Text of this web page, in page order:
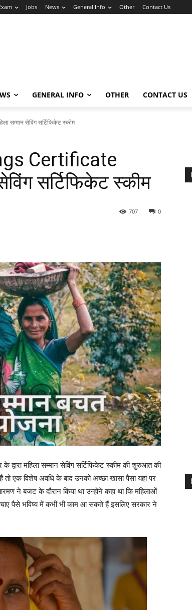
Jobs News General Info Other Contact Us
GENERAL INFO OTHER CONTACT US
सम्मान सेविंग सर्टिफिकेट स्कीम
Certificate
सर्टिफिकेट स्कीम
0
707
महिला सम्मान सेविंग सर्टिफिकेट स्कीम की शुरुआत की
एक विशेष अवधि के बाद उनको अच्छा खासा पैसा यहां पर
ने बजट के दौरान किया था उन्होंने कहा था कि महिलाओं
पैसे भविष्य में कभी भी काम आ सकते हैं इसलिए सरकार ने